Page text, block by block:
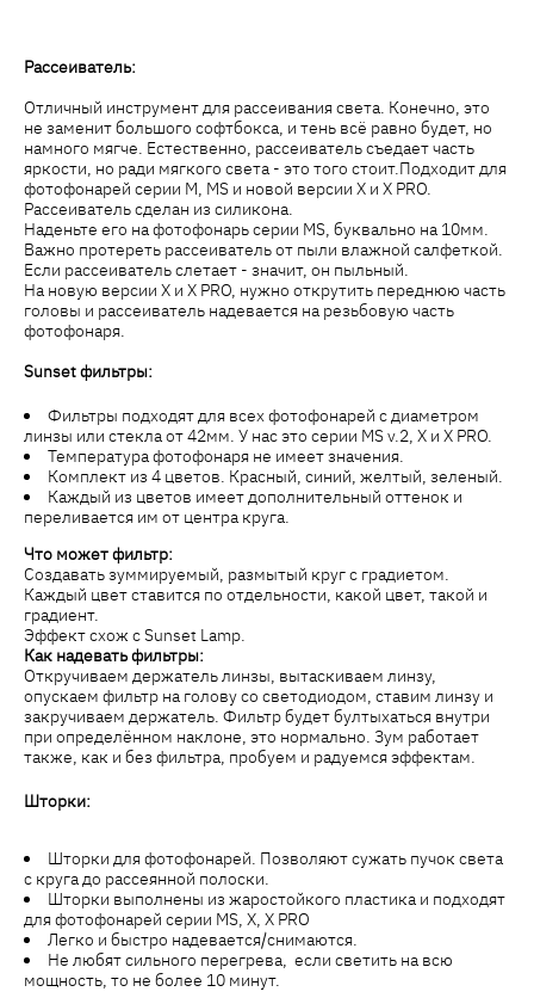
Рассеиватель:
Отличный инструмент для рассеивания света. Конечно, это
не заменит большого софтбокса, и тень всё равно будет, но
намного мягче. Естественно, рассеиватель съедает часть
яркости, но ради мягкого света - это того стоит.Подходит для
фотофонарей серии M, MS и новой версии X и X PRO.
Рассеиватель сделан из силикона.
Наденьте его на фотофонарь серии MS, буквально на 10мм.
Важно протереть рассеиватель от пыли влажной салфеткой.
Если рассеиватель слетает - значит, он пыльный.
На новую версии X и X PRO, нужно открутить переднюю часть
головы и рассеиватель надевается на резьбовую часть
фотофонаря.
Sunset фильтры:
Фильтры подходят для всех фотофонарей с диаметром
линзы или стекла от 42мм. У нас это серии MS v.2, X и X PRO.
Температура фотофонаря не имеет значения.
Комплект из 4 цветов. Красный, синий, желтый, зеленый.
Каждый из цветов имеет дополнительный оттенок и
переливается им от центра круга.
Что может фильтр:
Создавать зуммируемый, размытый круг с градиетом.
Каждый цвет ставится по отдельности, какой цвет, такой и
градиент.
Эффект схож с Sunset Lamp.
Как надевать фильтры:
Откручиваем держатель линзы, вытаскиваем линзу,
опускаем фильтр на голову со светодиодом, ставим линзу и
закручиваем держатель. Фильтр будет бултыхаться внутри
при определённом наклоне, это нормально. Зум работает
также, как и без фильтра, пробуем и радуемся эффектам.
Шторки:
Шторки для фотофонарей. Позволяют сужать пучок света
с круга до рассеянной полоски.
Шторки выполнены из жаростойкого пластика и подходят
для фотофонарей серии MS, X, X PRO
Легко и быстро надевается/снимаются.
Не любят сильного перегрева, если светить на всю
мощность, то не более 10 минут.